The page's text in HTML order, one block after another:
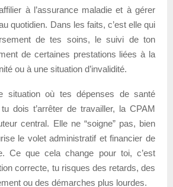
à l’assurance maladie et à gérer
quotidien. Dans les faits, c’est elle qui
de tes soins, le suivi de ton
de certaines prestations liées à la
ou à une situation d’invalidité.
situation où tes dépenses de santé
dois t’arrêter de travailler, la CPAM
central. Elle ne “soigne” pas, bien
le volet administratif et financier de
Ce que cela change pour toi, c’est
correcte, tu risques des retards, des
ou des démarches plus lourdes.